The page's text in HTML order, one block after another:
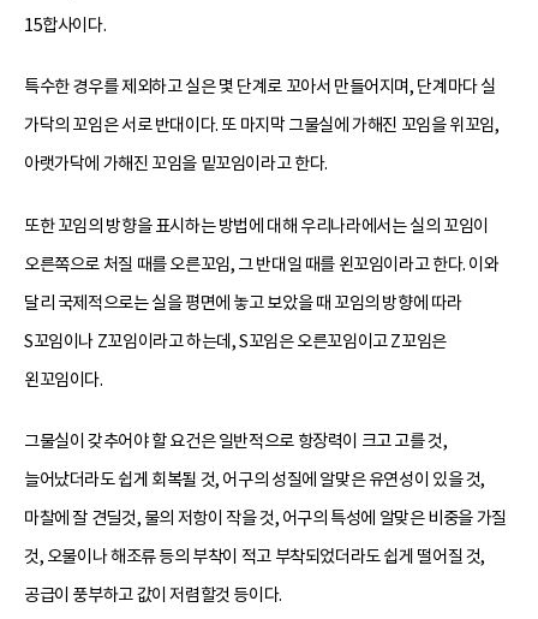
15합사이다.
특수한 경우를 제외하고 실은 몇 단계로 꼬아서 만들어지며, 단계마다 실
가닥의 꼬임은 서로 반대이다. 또 마지막 그물실에 가해진 꼬임을 위꼬임,
아랫가닥에 가해진 꼬임을 밑꼬임이라고 한다.
또한 꼬임의 방향을 표시하는 방법에 대해 우리나라에서는 실의 꼬임이
오른쪽으로 처질 때를 오른꼬임, 그 반대일 때를 왼꼬임이라고 한다. 이와
달리 국제적으로는 실을 평면에 놓고 보았을 때 꼬임의 방향에 따라
S꼬임이나 Z꼬임이라고 하는데, S꼬임은 오른꼬임이고 Z꼬임은
왼꼬임이다.
그물실이 갖추어야 할 요건은 일반적으로 항장력이 크고 고를 것,
늘어났더라도 쉽게 회복될 것, 어구의 성질에 알맞은 유연성이 있을 것,
마찰에 잘 견딜것, 물의 저항이 작을 것, 어구의 특성에 알맞은 비중을 가질
것, 오물이나 해조류 등의 부착이 적고 부착되었더라도 쉽게 떨어질 것,
공급이 풍부하고 값이 저렴할것 등이다.